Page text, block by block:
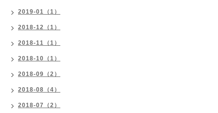
2019-01（1）
2018-12（1）
2018-11（1）
2018-10（1）
2018-09（2）
2018-08（4）
2018-07（2）